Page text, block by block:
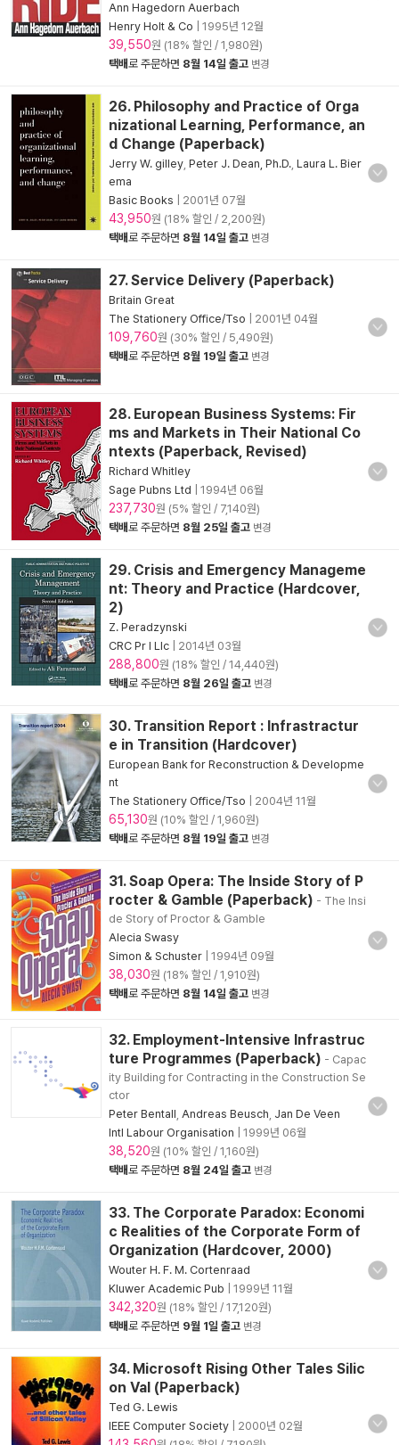
Ann Hagedorn Auerbach
Henry Holt & Co
1995년 12월
39,550원 (18% 할인 / 1,980원)
택배로 주문하면 8월 14일 출고 변경
26. Philosophy and Practice of Orga
nizational Learning, Performance, an
d Change (Paperback)
Jerry W. gilley Peter J. Dean, Ph.D. Laura L. Bier
ema
Basic Books
2001년 07월
43,950원 (18% 할인 / 2,200원)
택배로 주문하면 8월 14일 출고 변경
27. Service Delivery (Paperback)
Britain Great
The Stationery Office/Tso
2001년 04월
109,760원 (30% 할인 / 5,490원)
택배로 주문하면 8월 19일 출고 변경
28. European Business Systems: Fir
ms and Markets in Their National Co
ntexts (Paperback, Revised)
Richard Whitley
Sage Pubns Ltd
1994년 06월
237,730원 (5% 할인 / 7,140원)
택배로 주문하면 8월 25일 출고 변경
29. Crisis and Emergency Manageme
nt: Theory and Practice (Hardcover,
2)
Z. Peradzynski
CRC Pr I Llc
2014년 03월
288,800원 (18% 할인 / 14,440원)
택배로 주문하면 8월 26일 출고 변경
30. Transition Report : Infrastractur
e in Transition (Hardcover)
European Bank for Reconstruction & Developme
nt
The Stationery Office/Tso
2004년 11월
65,130원 (10% 할인 / 1,960원)
택배로 주문하면 8월 19일 출고 변경
31. Soap Opera: The Inside Story of P
rocter & Gamble (Paperback) - The Insi
de Story of Proctor & Gamble
Alecia Swasy
Simon & Schuster
1994년 09월
38,030원 (18% 할인 / 1,910원)
택배로 주문하면 8월 14일 출고 변경
32. Employment-Intensive Infrastruc
ture Programmes (Paperback) - Capac
ity Building for Contracting in the Construction Se
ctor
Peter Bentall Andreas Beusch Jan De Veen
Intl Labour Organisation
1999년 06월
38,520원 (10% 할인 / 1,160원)
택배로 주문하면 8월 24일 출고 변경
33. The Corporate Paradox: Economi
c Realities of the Corporate Form of
Organization (Hardcover, 2000)
Wouter H. F. M. Cortenraad
Kluwer Academic Pub
1999년 11월
342,320원 (18% 할인 / 17,120원)
택배로 주문하면 9월 1일 출고 변경
34. Microsoft Rising Other Tales Silic
on Val (Paperback)
Ted G. Lewis
IEEE Computer Society
2000년 02월